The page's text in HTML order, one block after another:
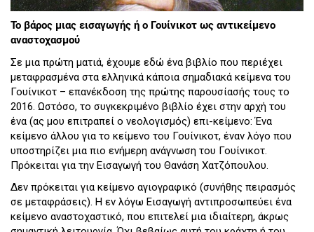
Το βάρος μιας εισαγωγής ή ο Γουίνικοτ ως αντικείμενο
αναστοχασμού
Σε μια πρώτη ματιά, έχουμε εδώ ένα βιβλίο που περιέχει
μεταφρασμένα στα ελληνικά κάποια σημαδιακά κείμενα του
Γουίνικοτ – επανέκδοση της πρώτης παρουσίασής τους το
2016. Ωστόσο, το συγκεκριμένο βιβλίο έχει στην αρχή του
ένα (ας μου επιτραπεί ο νεολογισμός) επι-κείμενο: Ένα
κείμενο άλλου για το κείμενο του Γουίνικοτ, έναν λόγο που
υποστηρίζει μια πιο ενήμερη ανάγνωση του Γουίνικοτ.
Πρόκειται για την Εισαγωγή του Θανάση Χατζόπουλου.
Δεν πρόκειται για κείμενο αγιογραφικό (συνήθης πειρασμός
σε μεταφράσεις). Η εν λόγω Εισαγωγή αντιπροσωπεύει ένα
κείμενο αναστοχαστικό, που επιτελεί μια ιδιαίτερη, άκρως